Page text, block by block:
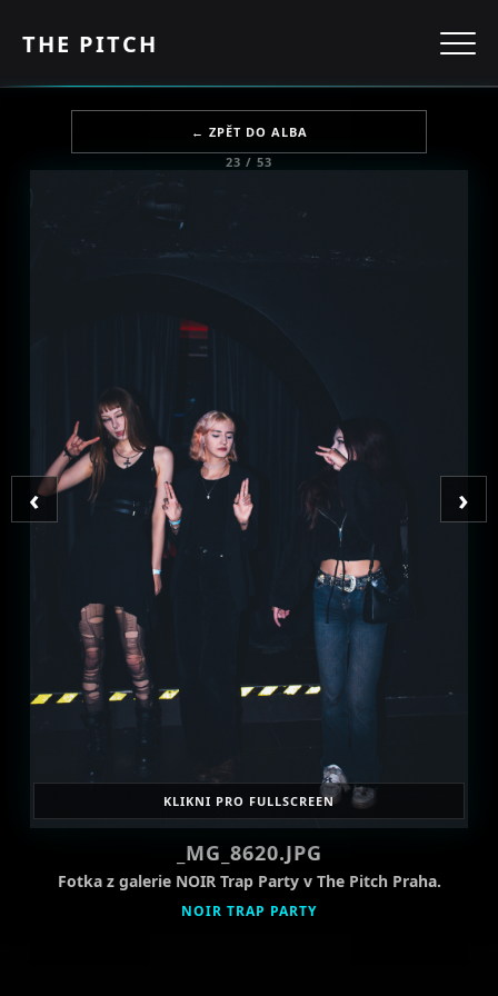
THE PITCH
← ZPĚT DO ALBA
23 / 53
‹ ›
KLIKNI PRO FULLSCREEN
_MG_8620.JPG
Fotka z galerie NOIR Trap Party v The Pitch Praha.
NOIR TRAP PARTY